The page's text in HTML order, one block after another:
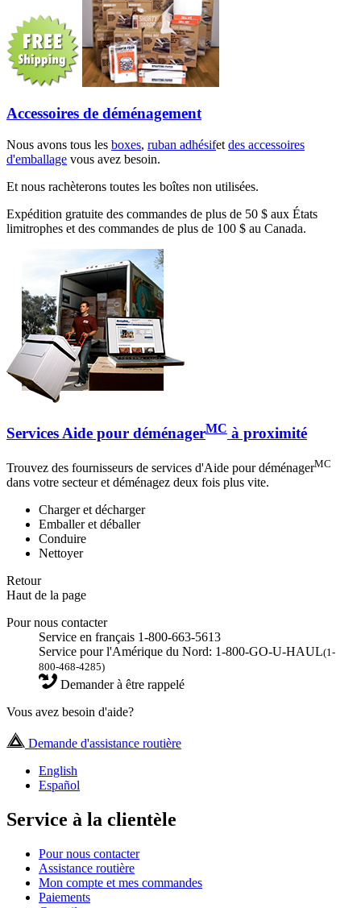
Accessoires de déménagement
Nous avons tous les boxes, ruban adhésifet des accessoires
d'emballage vous avez besoin.
Et nous rachèterons toutes les boîtes non utilisées.
Expédition gratuite des commandes de plus de 50 $ aux États
limitrophes et des commandes de plus de 100 $ au Canada.
Services Aide pour déménagerMC à proximité
Trouvez des fournisseurs de services d'Aide pour déménagerMC
dans votre secteur et déménagez deux fois plus vite.
Charger et décharger
Emballer et déballer
Conduire
Nettoyer
Retour
Haut de la page
Pour nous contacter
Service en français 1-800-663-5613
Service pour l'Amérique du Nord: 1-800-GO-U-HAUL(1-
800-468-4285)
Demander à être rappelé
Vous avez besoin d'aide?
Demande d'assistance routière
English
Español
Service à la clientèle
Pour nous contacter
Assistance routière
Mon compte et mes commandes
Paiements